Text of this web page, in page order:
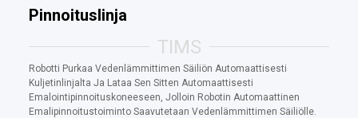
Pinnoituslinja
TIMS
Robotti Purkaa Vedenlämmittimen Säiliön Automaattisesti
Kuljetinlinjalta Ja Lataa Sen Sitten Automaattisesti
Emalointipinnoituskoneeseen, Jolloin Robotin Automaattinen
Emalipinnoitustoiminto Saavutetaan Vedenlämmittimen Säiliölle.